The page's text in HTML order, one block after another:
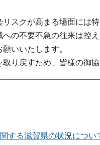
スクが高まる場面には
の不要不急の往来は控
いいたします。
り戻すため、皆様の御協
する滋賀県の状況につい